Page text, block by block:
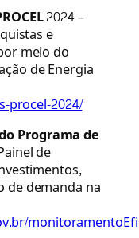
2024–
e
meio do
de Energia
procel-2024/
Programa de
de
de demanda na